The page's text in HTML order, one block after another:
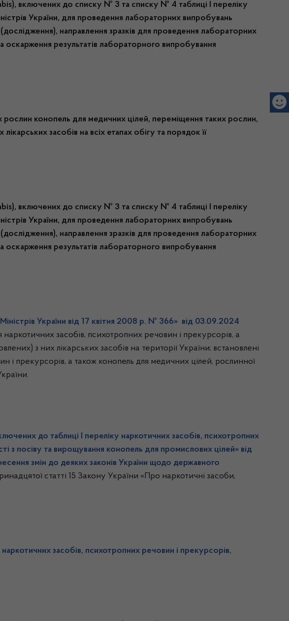
включених до списку № 3 та списку № 4 таблиці I переліку
України, для проведення лабораторних випробувань
направлення зразків для проведення лабораторних
результатів лабораторного випробування
конопель для медичних цілей, переміщення таких рослин,
засобів на всіх етапах обігу та порядок її
включених до списку № 3 та списку № 4 таблиці I переліку
України, для проведення лабораторних випробувань
направлення зразків для проведення лабораторних
результатів лабораторного випробування
України від 17 квітня 2008 р. № 366» від 03.09.2024
засобів, психотропних речовин і прекурсорів, а
з них лікарських засобів на території України; встановлені
і прекурсорів, а також конопель для медичних цілей, рослинної
до таблиці І переліку наркотичних засобів, психотропних
з посіву та вирощування конопель для промислових цілей» від
змін до деяких законів України щодо державного
статті 15 Закону України «Про наркотичні засоби,
засобів, психотропних речовин і прекурсорів,